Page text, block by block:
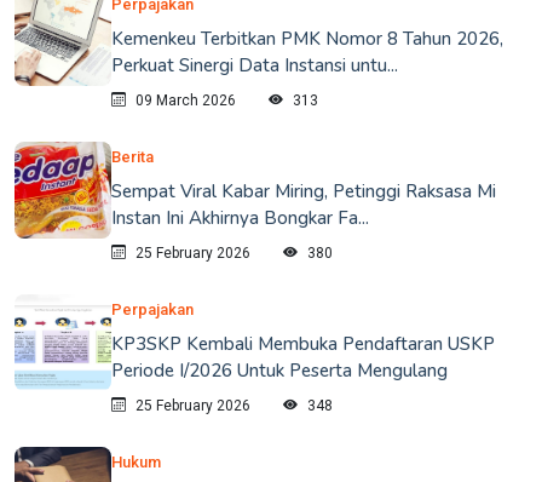
Perpajakan
Kemenkeu Terbitkan PMK Nomor 8 Tahun 2026,
Perkuat Sinergi Data Instansi untu...
09 March 2026 313
Berita
Sempat Viral Kabar Miring, Petinggi Raksasa Mi
Instan Ini Akhirnya Bongkar Fa...
25 February 2026 380
Perpajakan
KP3SKP Kembali Membuka Pendaftaran USKP
Periode I/2026 Untuk Peserta Mengulang
25 February 2026 348
Hukum